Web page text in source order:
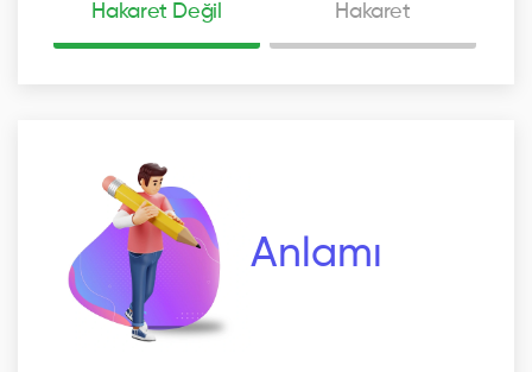
Hakaret Değil Hakaret
Anlamı